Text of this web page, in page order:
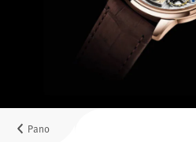
La marca Glashütte Original
Más información sobre la Manufactura
MyAccount
Pano